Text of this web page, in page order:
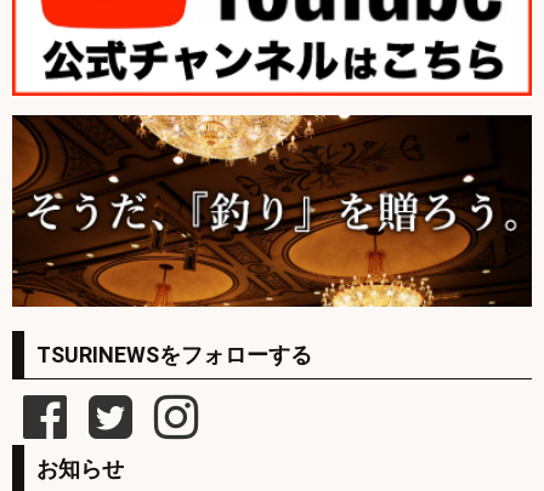
TSURINEWSをフォローする
お知らせ